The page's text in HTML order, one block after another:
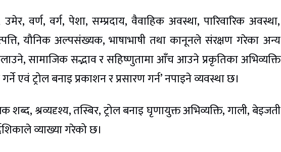
वर्ण, वर्ग, पेशा, सम्प्रदाय, वैवाहिक अवस्था, पारिवारिक अवस्था,
यौनिक अल्पसंख्यक, भाषाभाषी तथा कानूनले संरक्षण गरेका अन्य
सामाजिक सद्भाव र सहिष्णुतामा आँच आउने प्रकृतिका अभिव्यक्ति
एवं ट्रोल बनाइ प्रकाशन र प्रसारण गर्न’ नपाइने व्यवस्था छ।
श्रव्यदृश्य, तस्बिर, ट्रोल बनाइ घृणायुक्त अभिव्यक्ति, गाली, बेइजती
व्याख्या गरेको छ।